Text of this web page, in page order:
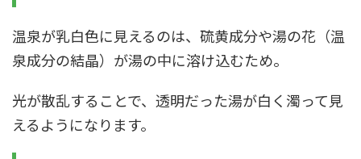
温泉が乳白色に見えるのは、硫黄成分や湯の花（温
泉成分の結晶）が湯の中に溶け込むため。
光が散乱することで、透明だった湯が白く濁って見
えるようになります。